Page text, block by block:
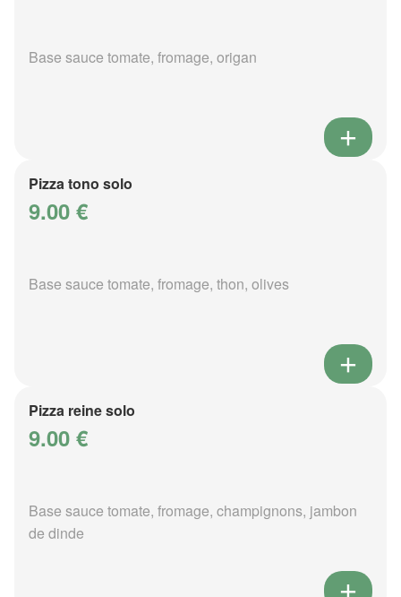
Base sauce tomate, fromage, origan
Pizza tono solo
9.00 €
Base sauce tomate, fromage, thon, olives
Pizza reine solo
9.00 €
Base sauce tomate, fromage, champignons, jambon
de dinde